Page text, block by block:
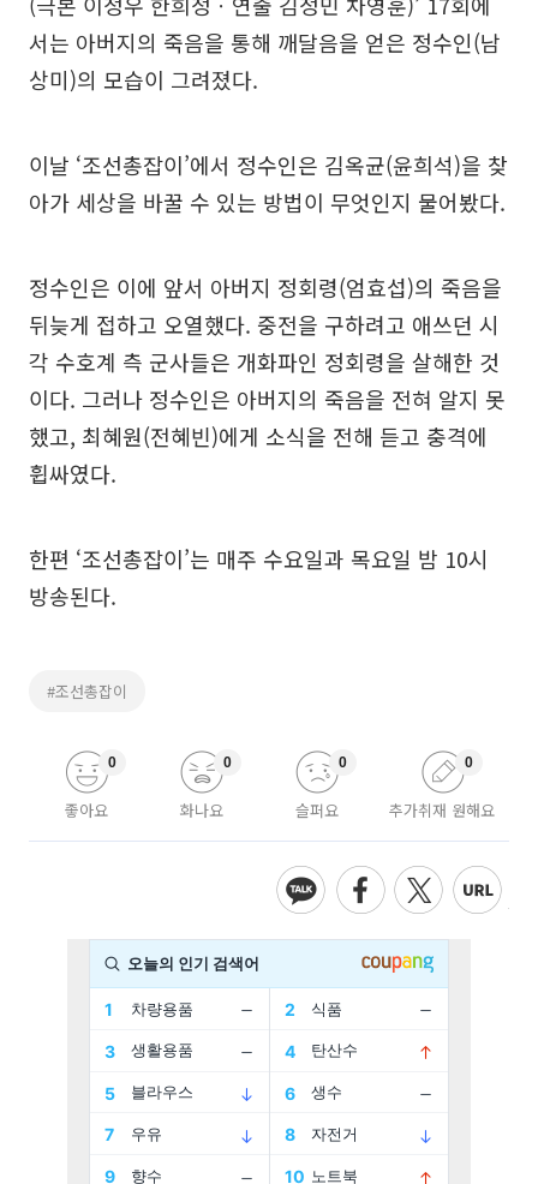
서는 아버지의 죽음을 통해 깨달음을 얻은 정수인(남
상미)의 모습이 그려졌다.
이날 ‘조선총잡이’에서 정수인은 김옥균(윤희석)을 찾
아가 세상을 바꿀 수 있는 방법이 무엇인지 물어봤다.
정수인은 이에 앞서 아버지 정회령(엄효섭)의 죽음을
뒤늦게 접하고 오열했다. 중전을 구하려고 애쓰던 시
각 수호계 측 군사들은 개화파인 정회령을 살해한 것
이다. 그러나 정수인은 아버지의 죽음을 전혀 알지 못
했고, 최혜원(전혜빈)에게 소식을 전해 듣고 충격에
휩싸였다.
한편 ‘조선총잡이’는 매주 수요일과 목요일 밤 10시
방송된다.
#조선총잡이
좋아요
0
화나요
0
슬퍼요
0
추가취재 원해요
0